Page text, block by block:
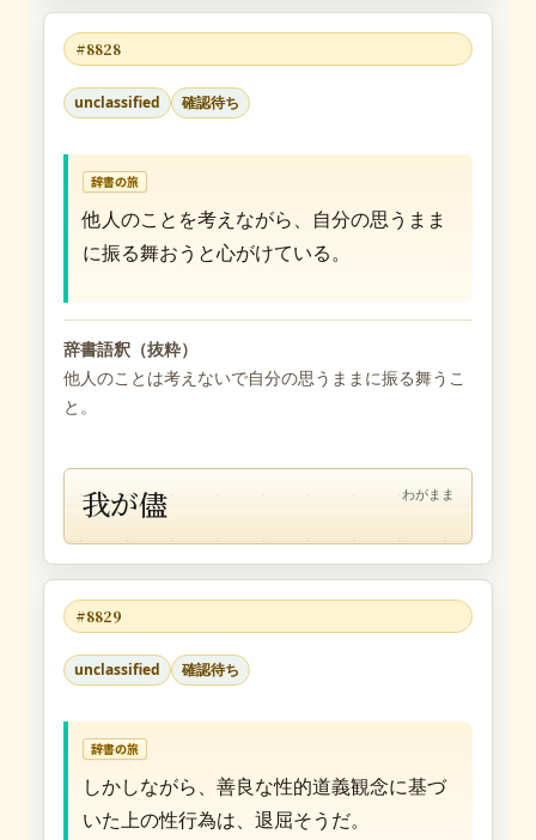
#8828
unclassified 確認待ち
辞書の旅
他人のことを考えながら、自分の思うまま
に振る舞おうと心がけている。
辞書語釈（抜粋）
他人のことは考えないで自分の思うままに振る舞うこ
と。
我が儘 わがまま
#8829
unclassified 確認待ち
辞書の旅
しかしながら、善良な性的道義観念に基づ
いた上の性行為は、退屈そうだ。